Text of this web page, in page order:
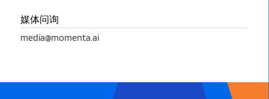
媒体问询
media@momenta.ai